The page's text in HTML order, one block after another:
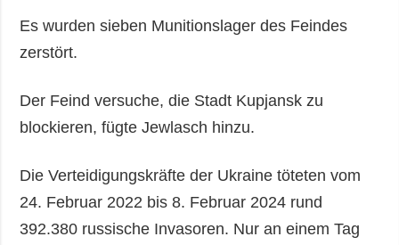
Es wurden sieben Munitionslager des Feindes
zerstört.
Der Feind versuche, die Stadt Kupjansk zu
blockieren, fügte Jewlasch hinzu.
Die Verteidigungskräfte der Ukraine töteten vom
24. Februar 2022 bis 8. Februar 2024 rund
392.380 russische Invasoren. Nur an einem Tag